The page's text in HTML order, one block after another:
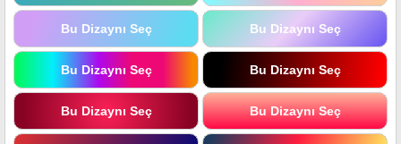
Bu Dizaynı Seç Bu Dizaynı Seç
Bu Dizaynı Seç Bu Dizaynı Seç
Bu Dizaynı Seç Bu Dizaynı Seç